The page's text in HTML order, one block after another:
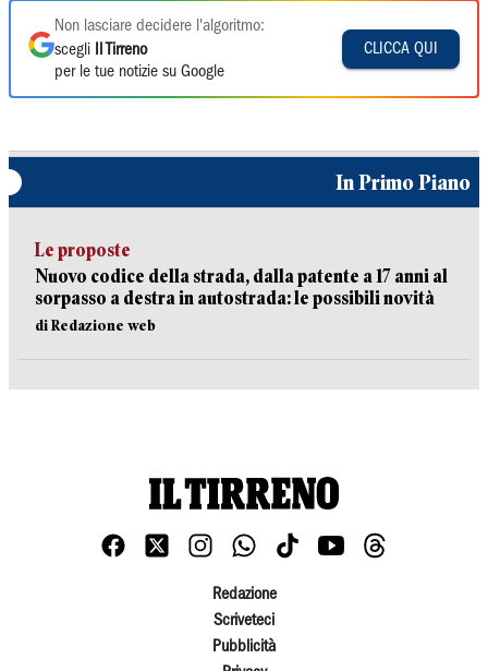
Non lasciare decidere l'algoritmo:
scegli
Il Tirreno
per le tue notizie su Google
CLICCA QUI
In Primo Piano
Le proposte
Nuovo codice della strada, dalla patente a 17 anni al
sorpasso a destra in autostrada: le possibili novità
di Redazione web
Redazione
Scriveteci
Pubblicità